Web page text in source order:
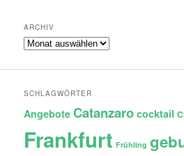
ARCHIV
Archiv
SCHLAGWÖRTER
Angebote Catanzaro cocktail
Frankfurt Frühling